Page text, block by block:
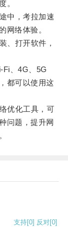
。
中，考拉加速
网络体验。
打开软件，
、4G、5G
都可以使用这
优化工具，可
问题，提升网
支持[0] 反对[0]